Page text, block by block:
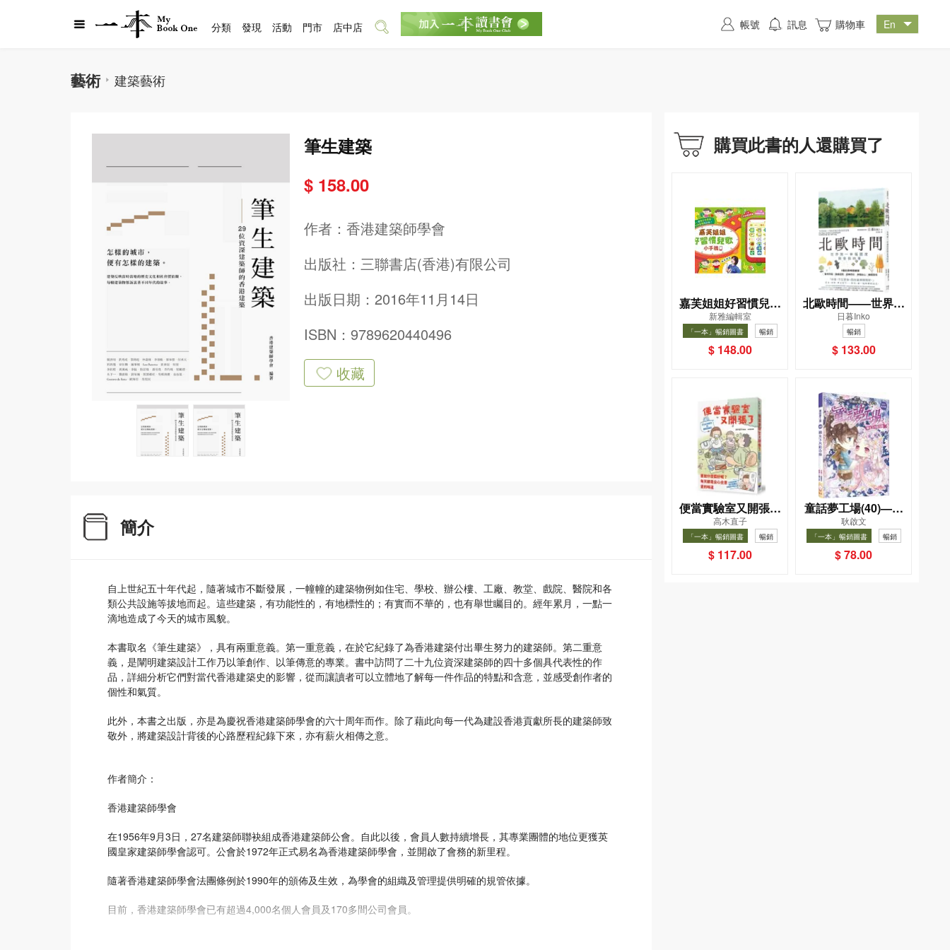
藝術 建築藝術
筆生建築
$ 158.00
作者： 香港建築師學會
出版社： 三聯書店(香港)有限公司
出版日期：2016年11月14日
ISBN：9789620440496
收藏
簡介
自上世紀五十年代起，隨著城市不斷發展，一幢幢的建築物例如住宅、學校、辦公樓、工廠、教堂、戲院、醫院和各
類公共設施等拔地而起。這些建築，有功能性的，有地標性的；有實而不華的，也有舉世矚目的。經年累月，一點一
滴地造成了今天的城市風貌。
本書取名《筆生建築》，具有兩重意義。第一重意義，在於它紀錄了為香港建築付出畢生努力的建築師。第二重意
義，是闡明建築設計工作乃以筆創作、以筆傳意的專業。書中訪問了二十九位資深建築師的四十多個具代表性的作
品，詳細分析它們對當代香港建築史的影響，從而讓讀者可以立體地了解每一件作品的特點和含意，並感受創作者的
個性和氣質。
此外，本書之出版，亦是為慶祝香港建築師學會的六十周年而作。除了藉此向每一代為建設香港貢獻所長的建築師致
敬外，將建築設計背後的心路歷程紀錄下來，亦有薪火相傳之意。
作者簡介：
香港建築師學會
在1956年9月3日，27名建築師聯袂組成香港建築師公會。自此以後，會員人數持續增長，其專業團體的地位更獲英
國皇家建築師學會認可。公會於1972年正式易名為香港建築師學會，並開啟了會務的新里程。
隨著香港建築師學會法團條例於1990年的頒佈及生效，為學會的組織及管理提供明確的規管依據。
目前，香港建築師學會已有超過4,000名個人會員及170多間公司會員。
購買此書的人還購買了
嘉芙姐姐好習慣兒歌
小手機
新雅編輯室
「一本」暢銷圖書 暢銷
$ 148.00
北歐時間——世界第
一幸福國度教會我的
事
日暮Inko
暢銷
$ 133.00
便當實驗室又開張了
——日日和特別日的
菜單挑戰記
高木直子
「一本」暢銷圖書 暢銷
$ 117.00
童話夢工場(40)——
織女下凡結奇緣
耿啟文
「一本」暢銷圖書 暢銷
$ 78.00
分類 發現 活動 門市 店中店 帳號 訊息 購物車